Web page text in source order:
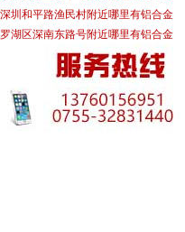
深圳和平路渔民村附近哪里有铝合金
罗湖区深南东路号附近哪里有铝合金